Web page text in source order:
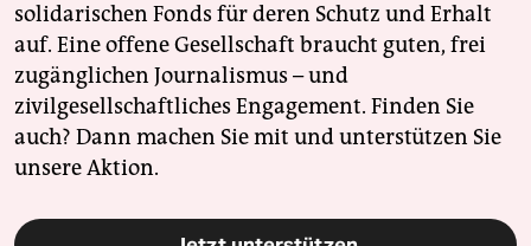
solidarischen Fonds für deren Schutz und Erhalt
auf. Eine offene Gesellschaft braucht guten, frei
zugänglichen Journalismus – und
zivilgesellschaftliches Engagement. Finden Sie
auch? Dann machen Sie mit und unterstützen Sie
unsere Aktion.